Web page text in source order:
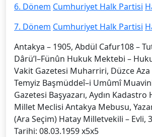
6. Dönem Cumhuriyet Halk Partisi
7. Dönem Cumhuriyet Halk Partisi
Antakya – 1905, Abdül Cafur108 –
Dârü’l–Fünûn Hukuk Mektebi –
Vakit Gazetesi Muharriri, Düzce Aza
Temyiz Başmüddeî–i Umûmî
Gazetesi Başyazarı, Aydın
Millet Meclisi Antakya Mebusu,
(Ara Seçim) Hatay Milletvekili – Evli,
Tarihi: 08.03.1959 x5x5